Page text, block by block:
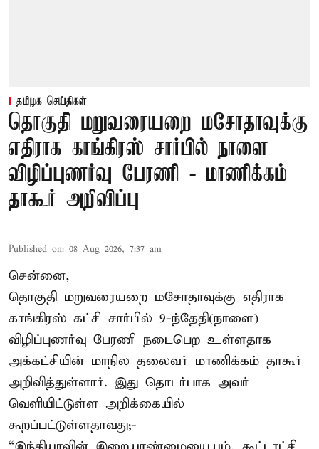
தமிழக செய்திகள்
தொகுதி மறுவரையறை மசோதாவுக்கு
எதிராக காங்கிரஸ் சார்பில் நாளை
விழிப்புணர்வு பேரணி - மாணிக்கம்
தாகூர் அறிவிப்பு
Published on: 08 Aug 2026, 7:37 am
சென்னை,
தொகுதி மறுவரையறை மசோதாவுக்கு எதிராக
காங்கிரஸ் கட்சி சார்பில் 9-ந்தேதி(நாளை)
விழிப்புணர்வு பேரணி நடைபெற உள்ளதாக
அக்கட்சியின் மாநில தலைவர் மாணிக்கம் தாகூர்
அறிவித்துள்ளார். இது தொடர்பாக அவர்
வெளியிட்டுள்ள அறிக்கையில்
கூறப்பட்டுள்ளதாவது;-